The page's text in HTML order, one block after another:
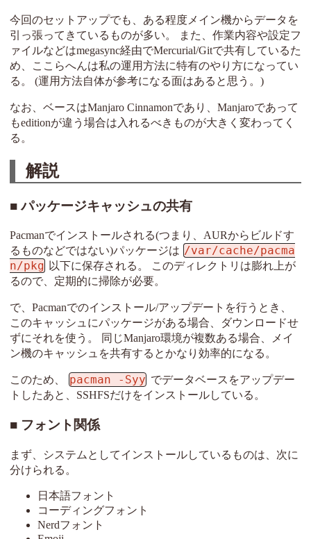
今回のセットアップでも、ある程度メイン機からデータを
引っ張ってきているものが多い。 また、作業内容や設定フ
ァイルなどはmegasync経由でMercurial/Gitで共有しているた
め、ここらへんは私の運用方法に特有のやり方になってい
る。 (運用方法自体が参考になる面はあると思う。)
なお、ベースはManjaro Cinnamonであり、Manjaroであって
もeditionが違う場合は入れるべきものが大きく変わってく
る。
解説
パッケージキャッシュの共有
Pacmanでインストールされる(つまり、AURからビルドす
るものなどではない)パッケージは /var/cache/pacma
n/pkg 以下に保存される。 このディレクトリは膨れ上が
るので、定期的に掃除が必要。
で、Pacmanでのインストール/アップデートを行うとき、
このキャッシュにパッケージがある場合、ダウンロードせ
ずにそれを使う。 同じManjaro環境が複数ある場合、メイ
ン機のキャッシュを共有するとかなり効率的になる。
このため、 pacman -Syy でデータベースをアップデー
トしたあと、SSHFSだけをインストールしている。
フォント関係
まず、システムとしてインストールしているものは、次に
分けられる。
日本語フォント
コーディングフォント
Nerdフォント